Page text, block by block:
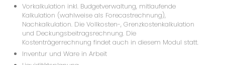
Vorkalkulation inkl. Budgetverwaltung, mitlaufende
Kalkulation (wahlweise als Forecastrechnung),
Nachkalkulation. Die Vollkosten-, Grenzkostenkalkulation
und Deckungsbeitragsrechnung. Die
Kostenträgerrechnung findet auch in diesem Modul statt.
Inventur und Ware in Arbeit